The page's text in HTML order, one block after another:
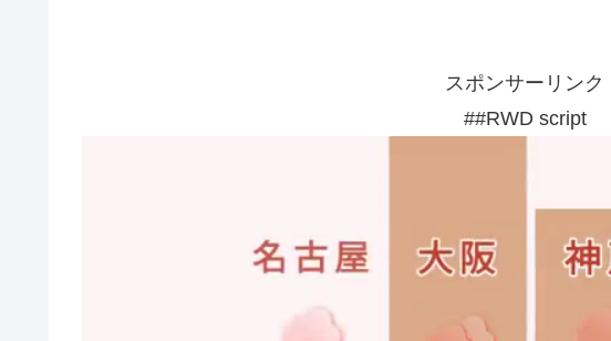
スポンサーリンク
##RWD script